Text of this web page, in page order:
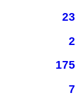
23
2
175
7